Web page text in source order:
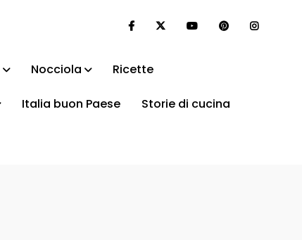
Nocciola Ricette
Italia buon Paese Storie di cucina